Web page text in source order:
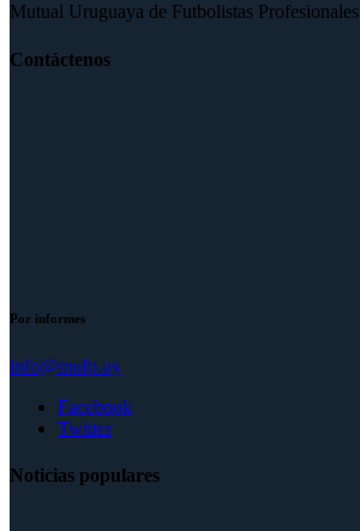
Mutual Uruguaya de Futbolistas Profesionales
Contáctenos
Por informes
info@mufp.uy
Facebook
Twitter
Noticias populares